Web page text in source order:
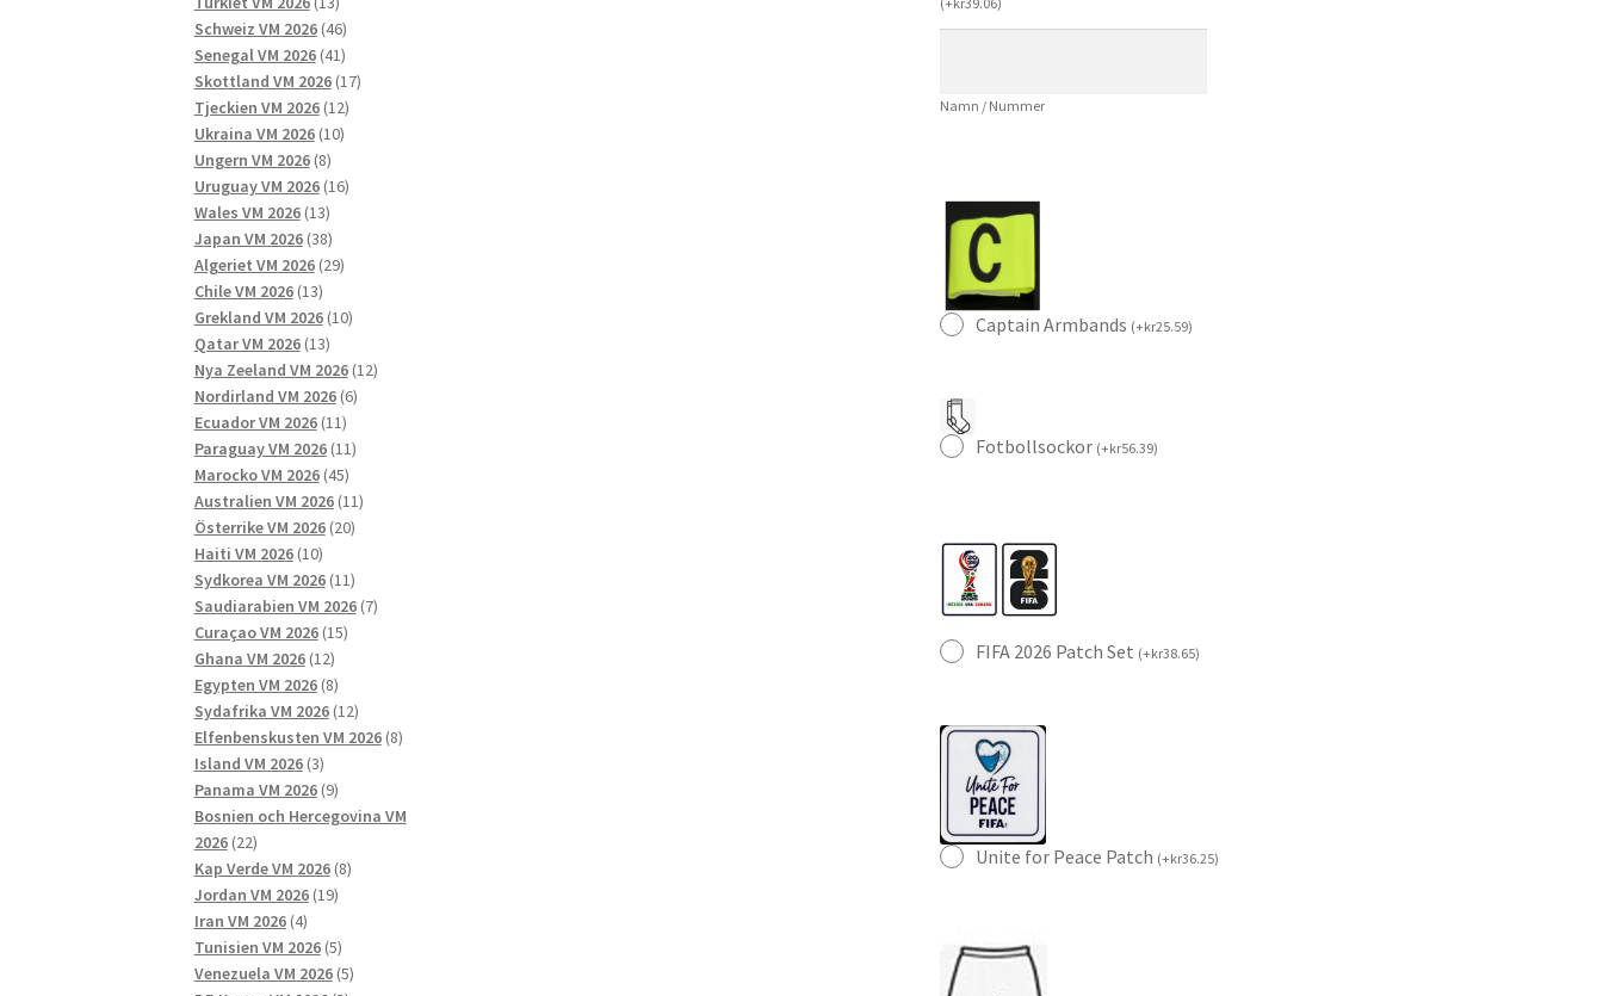
Spelarversion
mängd
Namn / Nummer
Captain Armbands (+kr25.59)
Fotbollsockor (+kr56.39)
FIFA 2026 Patch Set (+kr38.65)
Unite for Peace Patch (+kr36.25)
produkter
Schweiz VM 2026 4646
produkter
Senegal VM 2026 4141
produkter
Skottland VM 2026 1717
Tjeckien VM 2026 1212
produkter
Ukraina VM 2026 1010
Ungern VM 2026 88
produkter
Uruguay VM 2026 1616
Wales VM 2026 1313
produkter
Japan VM 2026 3838
produkter
Algeriet VM 2026 2929
Chile VM 2026 1313
produkter
Grekland VM 2026 1010
Qatar VM 2026 1313
produkter
Nya Zeeland VM 2026 1212
Nordirland VM 2026 66
Ecuador VM 2026 1111
produkter
Paraguay VM 2026 1111
Marocko VM 2026 4545
produkter
Australien VM 2026 1111
Österrike VM 2026 2020
Haiti VM 2026 1010
produkter
Sydkorea VM 2026 1111
produkter
Saudiarabien VM 2026 77
Curaçao VM 2026 1515
Ghana VM 2026 1212
produkter
Egypten VM 2026 88
produkter
Sydafrika VM 2026 1212
produkter
Elfenbenskusten VM 2026 88
Island VM 2026 33
produkter
Panama VM 2026 99
produkter
Bosnien och Hercegovina VM
2026 2222
produkter
Kap Verde VM 2026 88
Jordan VM 2026 1919
Iran VM 2026 44
produkter
Tunisien VM 2026 55
produkter
Venezuela VM 2026 55